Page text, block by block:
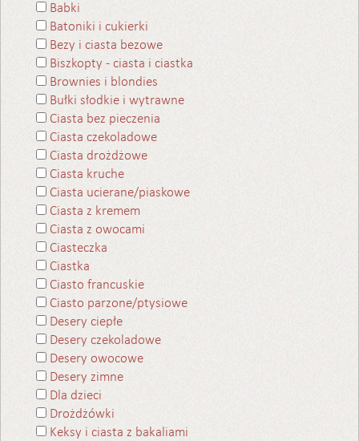
Babki
Batoniki i cukierki
Bezy i ciasta bezowe
Biszkopty - ciasta i ciastka
Brownies i blondies
Bułki słodkie i wytrawne
Ciasta bez pieczenia
Ciasta czekoladowe
Ciasta drożdżowe
Ciasta kruche
Ciasta ucierane/piaskowe
Ciasta z kremem
Ciasta z owocami
Ciasteczka
Ciastka
Ciasto francuskie
Ciasto parzone/ptysiowe
Desery ciepłe
Desery czekoladowe
Desery owocowe
Desery zimne
Dla dzieci
Drożdżówki
Keksy i ciasta z bakaliami